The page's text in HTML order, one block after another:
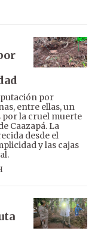
por
entre ellas, un
por la cruel muerte
Caazapá. La
desde el
y las cajas